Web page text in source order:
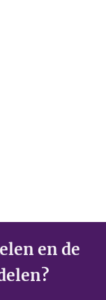
en de